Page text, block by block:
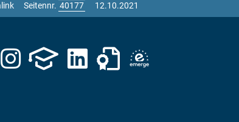
Seitennr. 12.10.2021